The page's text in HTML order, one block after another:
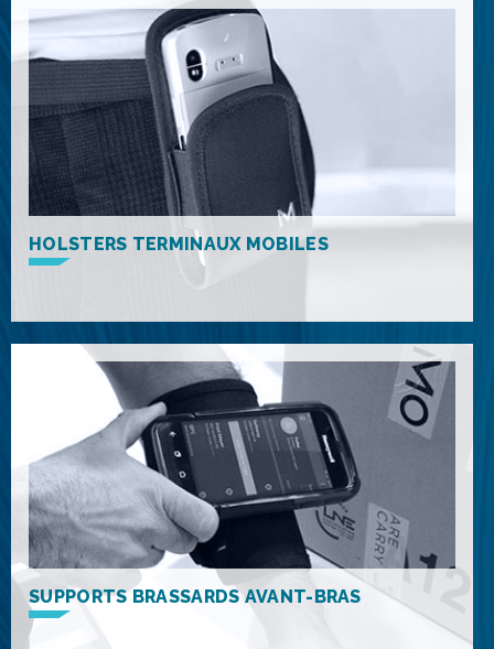
HOLSTERS TERMINAUX MOBILES
SUPPORTS BRASSARDS AVANT-BRAS